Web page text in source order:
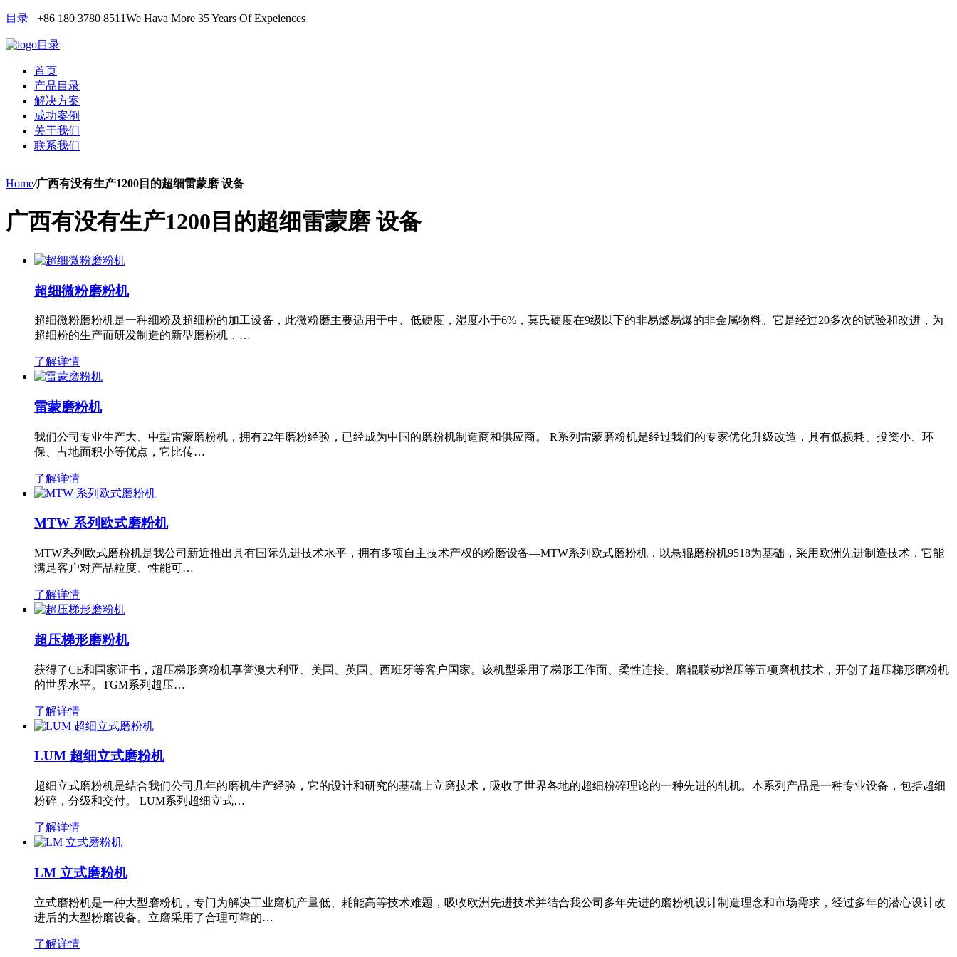
目录 +86 180 3780 8511We Hava More 35 Years Of Expeiences
目录
首页
产品目录
解决方案
成功案例
关于我们
联系我们
Home/广西有没有生产1200目的超细雷蒙磨 设备
广西有没有生产1200目的超细雷蒙磨 设备
超细微粉磨粉机
超细微粉磨粉机是一种细粉及超细粉的加工设备，此微粉磨主要适用于中、低硬度，湿度小于6%，莫氏硬度在9级以下的非易燃易爆的非金属物料。它是经过20多次的试验和改进，为
超细粉的生产而研发制造的新型磨粉机，…
了解详情
雷蒙磨粉机
我们公司专业生产大、中型雷蒙磨粉机，拥有22年磨粉经验，已经成为中国的磨粉机制造商和供应商。 R系列雷蒙磨粉机是经过我们的专家优化升级改造，具有低损耗、投资小、环
保、占地面积小等优点，它比传…
了解详情
MTW 系列欧式磨粉机
MTW系列欧式磨粉机是我公司新近推出具有国际先进技术水平，拥有多项自主技术产权的粉磨设备—MTW系列欧式磨粉机，以悬辊磨粉机9518为基础，采用欧洲先进制造技术，它能
满足客户对产品粒度、性能可…
了解详情
超压梯形磨粉机
获得了CE和国家证书，超压梯形磨粉机享誉澳大利亚、美国、英国、西班牙等客户国家。该机型采用了梯形工作面、柔性连接、磨辊联动增压等五项磨机技术，开创了超压梯形磨粉机
的世界水平。TGM系列超压…
了解详情
LUM 超细立式磨粉机
超细立式磨粉机是结合我们公司几年的磨机生产经验，它的设计和研究的基础上立磨技术，吸收了世界各地的超细粉碎理论的一种先进的轧机。本系列产品是一种专业设备，包括超细
粉碎，分级和交付。 LUM系列超细立式…
了解详情
LM 立式磨粉机
立式磨粉机是一种大型磨粉机，专门为解决工业磨机产量低、耗能高等技术难题，吸收欧洲先进技术并结合我公司多年先进的磨粉机设计制造理念和市场需求，经过多年的潜心设计改
进后的大型粉磨设备。立磨采用了合理可靠的…
了解详情